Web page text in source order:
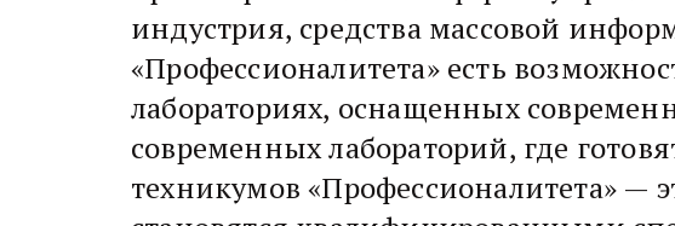
индустрия, средства массовой
«Профессионалитета» есть
лабораториях, оснащенных
современных лабораторий, где
техникумов «Профессионалитета»